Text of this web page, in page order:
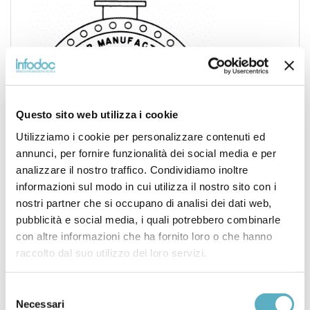
Questo sito web utilizza i cookie
Utilizziamo i cookie per personalizzare contenuti ed
annunci, per fornire funzionalità dei social media e per
analizzare il nostro traffico. Condividiamo inoltre
informazioni sul modo in cui utilizza il nostro sito con i
nostri partner che si occupano di analisi dei dati web,
pubblicità e social media, i quali potrebbero combinarle
con altre informazioni che ha fornito loro o che hanno
raccolto dal suo utilizzo dei loro servizi.
delNecessari
for